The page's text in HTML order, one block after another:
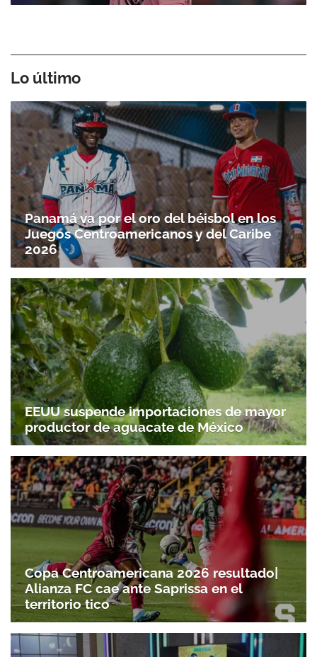
Gracias por suscribirte a nuestro boletín.
ACEPTAR
Lo último
Panamá va por el oro del béisbol en los
Juegos Centroamericanos y del Caribe
2026
EEUU suspende importaciones de mayor
productor de aguacate de México
Copa Centroamericana 2026 resultado|
Alianza FC cae ante Saprissa en el
territorio tico